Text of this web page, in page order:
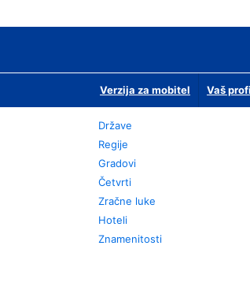
Verzija za mobitel Vaš
Države
Regije
Gradovi
Četvrti
Zračne luke
Hoteli
Znamenitosti